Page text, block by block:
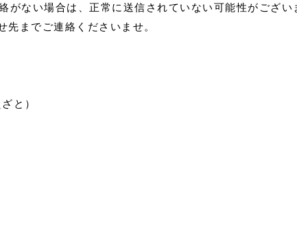
がない場合は、正常に送信されていない可能性がござい
先までご連絡くださいませ。
と）